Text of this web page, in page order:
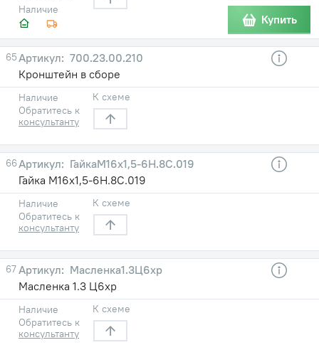
Наличие
Купить
65
700.23.00.210
Кронштейн в сборе
Наличие
Обратитесь к
консультанту
К схеме
66
ГайкаМ16х1,5-6H.8С.019
Гайка М16х1,5-6H.8С.019
Наличие
Обратитесь к
консультанту
К схеме
67
Масленка1.3Ц6хр
Масленка 1.3 Ц6хр
Наличие
Обратитесь к
консультанту
К схеме